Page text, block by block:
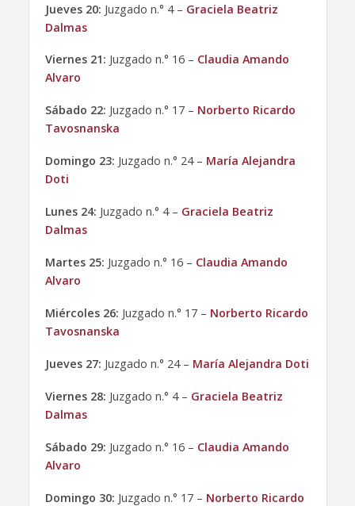
Jueves 20: Juzgado n.° 4 – Graciela Beatriz
Dalmas
Viernes 21: Juzgado n.° 16 – Claudia Amando
Alvaro
Sábado 22: Juzgado n.° 17 – Norberto Ricardo
Tavosnanska
Domingo 23: Juzgado n.° 24 – María Alejandra
Doti
Lunes 24: Juzgado n.° 4 – Graciela Beatriz
Dalmas
Martes 25: Juzgado n.° 16 – Claudia Amando
Alvaro
Miércoles 26: Juzgado n.° 17 – Norberto Ricardo
Tavosnanska
Jueves 27: Juzgado n.° 24 – María Alejandra Doti
Viernes 28: Juzgado n.° 4 – Graciela Beatriz
Dalmas
Sábado 29: Juzgado n.° 16 – Claudia Amando
Alvaro
Domingo 30: Juzgado n.° 17 – Norberto Ricardo